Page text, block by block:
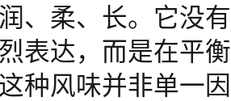
、柔、长。它没
表达，而是在平
种风味并非单一